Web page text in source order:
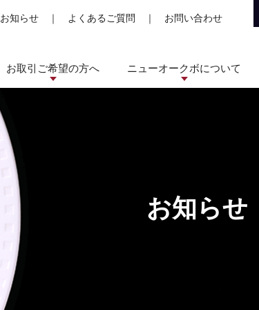
お知らせ よくあるご質問 お問い合わせ
お取引ご希望の方へ ニューオークボについて
お知らせ